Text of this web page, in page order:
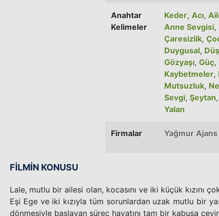
Anahtar
Kelimeler
Keder, Acı,
Anne Sevgisi,
Çaresizlik,
Duygusal,
Gözyaşı, Güç,
Kaybetmeler,
Mutsuzluk,
Sevgi, Şeytan
Yalan
Firmalar Yağmur Ajans
FİLMİN KONUSU
Lale, mutlu bir ailesi olan, kocasını ve iki küçük kızını
Eşi Ege ve iki kızıyla tüm sorunlardan uzak mutlu bir
dönmesiyle başlayan süreç hayatını tam bir kabusa